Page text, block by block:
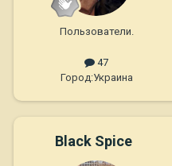
Пользователи.
47
Город:Украина
Black Spice